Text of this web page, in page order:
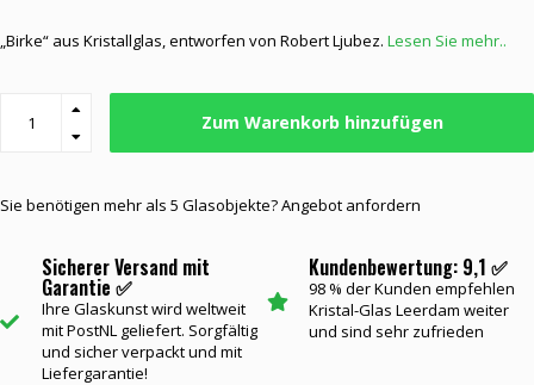
„Birke“ aus Kristallglas, entworfen von Robert Ljubez. Lesen Sie mehr..
Zum Warenkorb hinzufügen
Sie benötigen mehr als 5 Glasobjekte? Angebot anfordern
Sicherer Versand mit
Garantie ✅
Ihre Glaskunst wird weltweit
mit PostNL geliefert. Sorgfältig
und sicher verpackt und mit
Liefergarantie!
Kundenbewertung: 9,1 ✅
98 % der Kunden empfehlen
Kristal-Glas Leerdam weiter
und sind sehr zufrieden